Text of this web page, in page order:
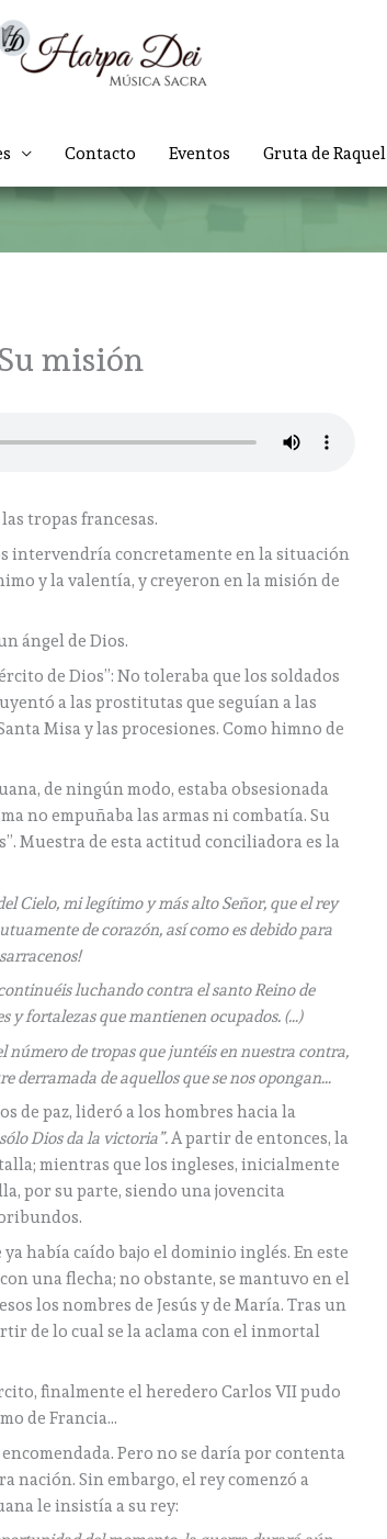
Contacto Eventos Gruta de Raquel
misión
tropas francesas.
intervendría concretamente en la situación
y la valentía, y creyeron en la misión de
ángel de Dios.
de Dios”: No toleraba que los soldados
a las prostitutas que seguían a las
Misa y las procesiones. Como himno de
de ningún modo, estaba obsesionada
no empuñaba las armas ni combatía. Su
Muestra de esta actitud conciliadora es la
Cielo, mi legítimo y más alto Señor, que el rey
de corazón, así como es debido para
luchando contra el santo Reino de
y fortalezas que mantienen ocupados. (…)
número de tropas que juntéis en nuestra contra,
derramada de aquellos que se nos opongan…
de paz, lideró a los hombres hacia la
Dios da la victoria”.A partir de entonces, la
mientras que los ingleses, inicialmente
por su parte, siendo una jovencita
había caído bajo el dominio inglés. En este
una flecha; no obstante, se mantuvo en el
los nombres de Jesús y de María. Tras un
de lo cual se la aclama con el inmortal
finalmente el heredero Carlos VII pudo
de Francia…
Pero no se daría por contenta
nación. Sin embargo, el rey comenzó a
le insistía a su rey: